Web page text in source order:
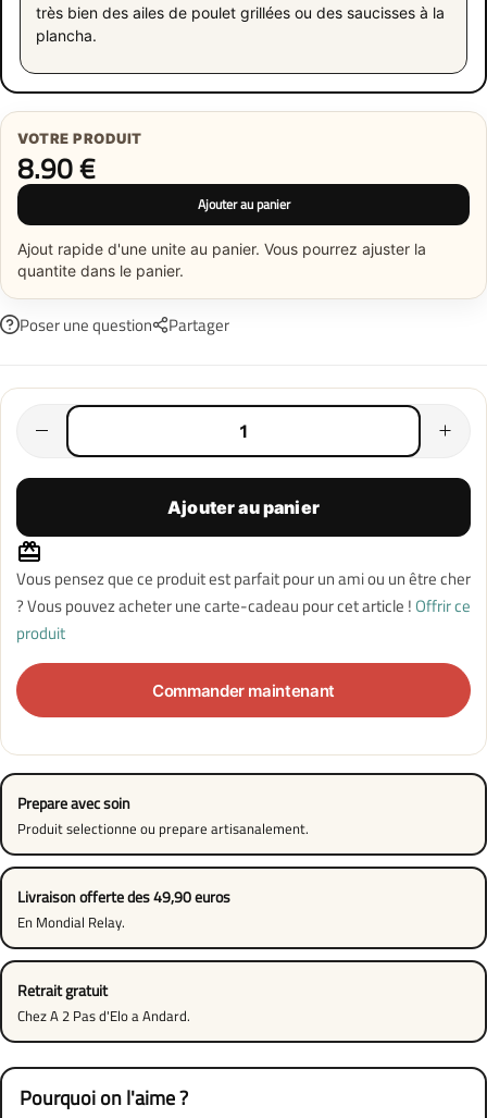
très bien des ailes de poulet grillées ou des saucisses à la
plancha.
VOTRE PRODUIT
8.90€
Ajouter au panier
Ajout rapide d'une unite au panier. Vous pourrez ajuster la
quantite dans le panier.
Poser une question Partager
Ajouter au panier
Vous pensez que ce produit est parfait pour un ami ou un être cher
? Vous pouvez acheter une carte-cadeau pour cet article !Offrir ce
produit
Commander maintenant
Prepare avec soin
Produit selectionne ou prepare artisanalement.
Livraison offerte des 49,90 euros
En Mondial Relay.
Retrait gratuit
Chez A 2 Pas d'Elo a Andard.
Pourquoi on l'aime ?